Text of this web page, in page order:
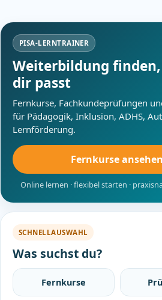
PISA-LERNTRAINER
Weiterbildung finden,
dir passt
Fernkurse, Fachkundeprüfungen
für Pädagogik, Inklusion, ADHS,
Lernförderung.
Fernkurse ansehen
Online lernen · flexibel starten ·
SCHNELLAUSWAHL
Was suchst du?
Fernkurse